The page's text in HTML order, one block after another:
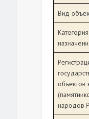
Вид
объектов
народов